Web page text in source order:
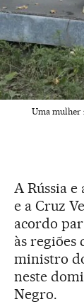
Uma mulher
A Rússia
e a Cruz
acordo
às regiões
ministro
neste
Negro.